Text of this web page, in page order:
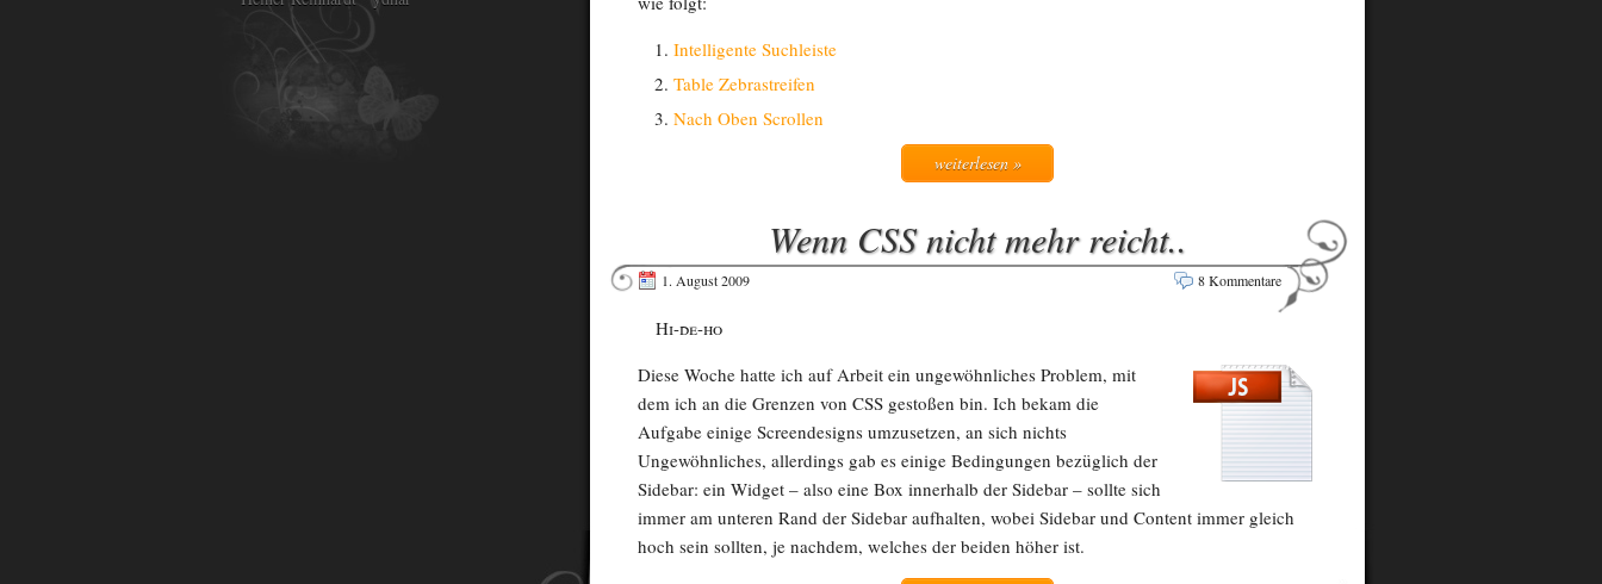
Intelligente Suchleiste
Table Zebrastreifen
Nach Oben Scrollen
weiterlesen »
Wenn CSS nicht mehr reicht..
1. August 2009 8 Kommentare
Hi-de-ho
Diese Woche hatte ich auf Arbeit ein ungewöhnliches Problem, mit
dem ich an die Grenzen von CSS gestoßen bin. Ich bekam die
Aufgabe einige Screendesigns umzusetzen, an sich nichts
Ungewöhnliches, allerdings gab es einige Bedingungen bezüglich der
Sidebar: ein Widget – also eine Box innerhalb der Sidebar – sollte sich
immer am unteren Rand der Sidebar aufhalten, wobei Sidebar und Content immer gleich
hoch sein sollten, je nachdem, welches der beiden höher ist.